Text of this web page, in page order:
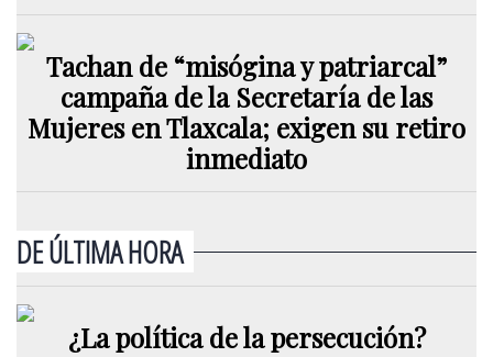
Tachan de “misógina y patriarcal”
campaña de la Secretaría de las
Mujeres en Tlaxcala; exigen su retiro
inmediato
DE ÚLTIMA HORA
¿La política de la persecución?